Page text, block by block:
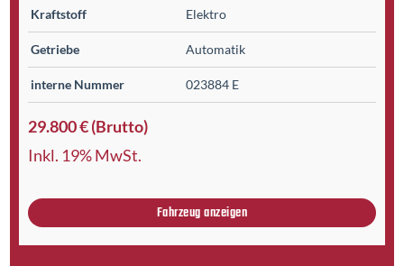
Kraftstoff Elektro
Getriebe Automatik
interne Nummer 023884 E
29.800 € (Brutto)
Inkl. 19% MwSt.
Fahrzeug anzeigen